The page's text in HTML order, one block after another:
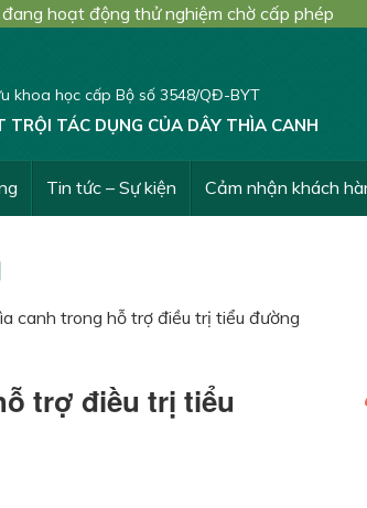
hoạt động thử nghiệm chờ cấp phép
khoa học cấp Bộ số 3548/QĐ-BYT
TRỘI TÁC DỤNG CỦA DÂY THÌA CANH
Tin tức – Sự kiện Cảm nhận khách
canh trong hỗ trợ điều trị tiểu đường
trợ điều trị tiểu